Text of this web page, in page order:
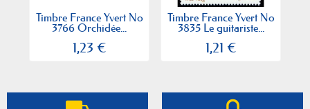
Timbre France Yvert No
3766 Orchidée...
1,23 €
Timbre France Yvert No
3835 Le guitariste...
1,21 €